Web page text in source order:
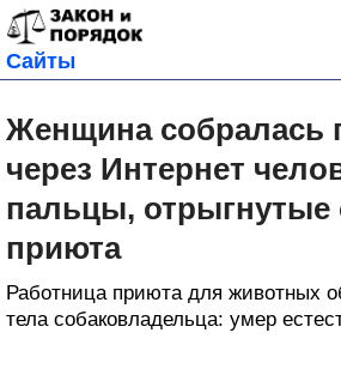
Сайты
Женщина собралась
через Интернет
пальцы, отрыгнутые
приюта
Работница приюта для животных
тела собаковладельца: умер